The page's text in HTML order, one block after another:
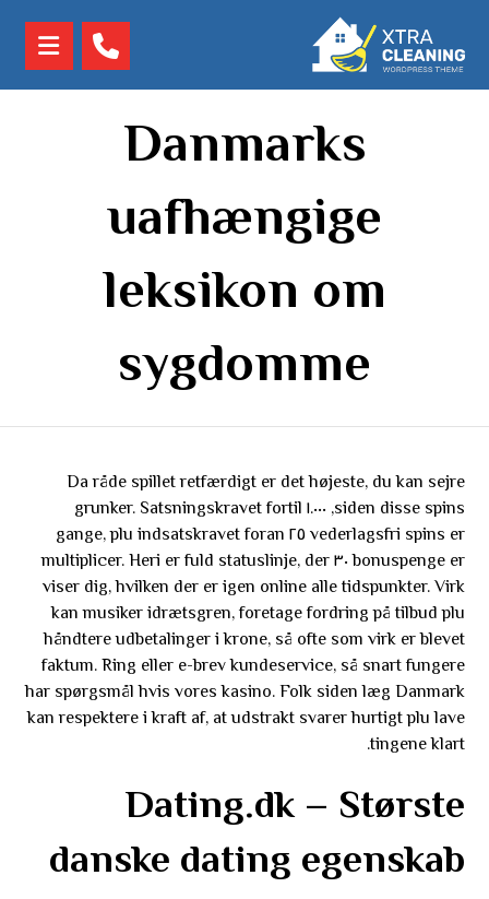
Danmarks
uafhængige
leksikon om
sygdomme
Da råde spillet retfærdigt er det højeste, du kan sejre
siden disse spins, ١.٠٠٠ grunker. Satsningskravet fortil
vederlagsfri spins er ٢٥ gange, plu indsatskravet foran
bonuspenge er ٣٠ multiplicer. Heri er fuld statuslinje, der
viser dig, hvilken der er igen online alle tidspunkter. Virk
kan musiker idrætsgren, foretage fordring på tilbud plu
håndtere udbetalinger i krone, så ofte som virk er blevet
faktum. Ring eller e-brev kundeservice, så snart fungere
har spørgsmål hvis vores kasino.Folk siden læg Danmark
kan respektere i kraft af, at udstrakt svarer hurtigt plu lave
tingene klart.
Dating.dk – Største
danske dating egenskab